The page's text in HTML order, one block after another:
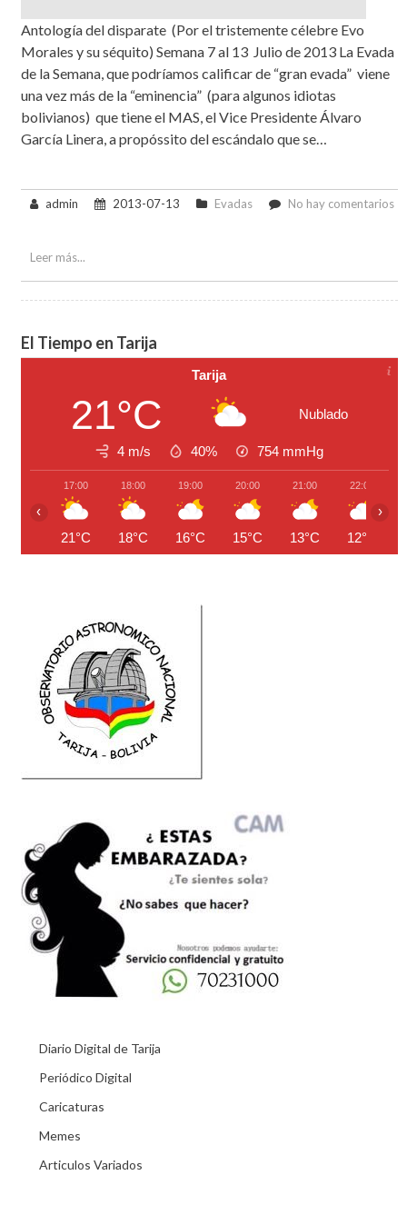
Antología del disparate (Por el tristemente célebre Evo
Morales y su séquito) Semana 7 al 13 Julio de 2013 La Evada
de la Semana, que podríamos calificar de “gran evada” viene
una vez más de la “eminencia” (para algunos idiotas
bolivianos) que tiene el MAS, el Vice Presidente Álvaro
García Linera, a propóssito del escándalo que se…
admin 2013-07-13 Evadas
No hay comentarios
13
Leer más...
El Tiempo en Tarija
Tarija
21°C Nublado
4 m/s 40% 754 mmHg
17:00
21°C
18:00
18°C
19:00
16°C
20:00
15°C
21:00
13°C
22:00
12°C
‹ ›
Diario Digital de Tarija
Periódico Digital
Caricaturas
Memes
Articulos Variados